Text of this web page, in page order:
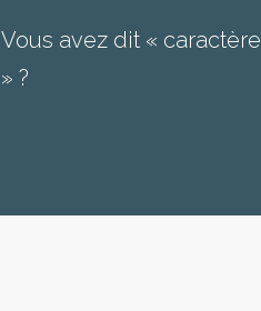
Vous avez dit « caractère
» ?